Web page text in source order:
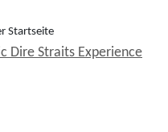
Startseite
Dire Straits Experience